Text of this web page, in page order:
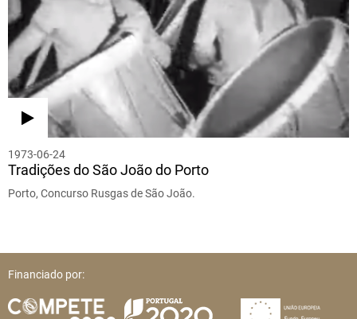
1973-06-24
Tradições do São João do Porto
Porto, Concurso Rusgas de São João.
Financiado por: